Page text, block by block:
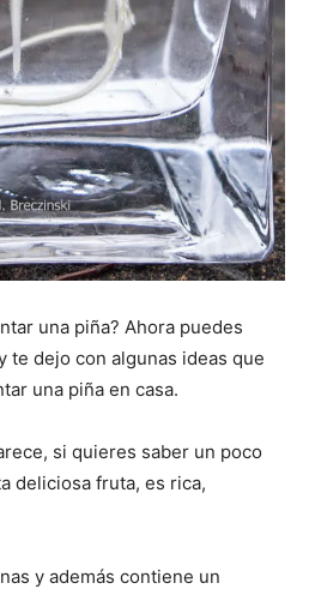
una piña? Ahora puedes
te dejo con algunas ideas que
una piña en casa.
si quieres saber un poco
deliciosa fruta, es rica,
y además contiene un